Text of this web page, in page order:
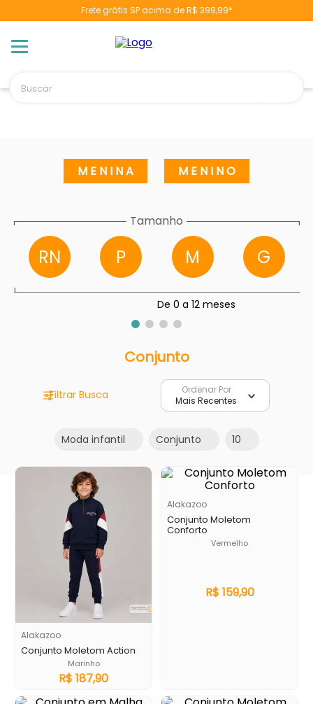
Frete grátis SP acima de R$ 399,99*
MENINA MENINO
- Tamanho -
RN P M G
Conjunto
Ordenar Por
Mais Recentes
Moda infantil Conjunto 10
Alakazoo
Conjunto Moletom Action
Marinho
R$ 187,90
Alakazoo
Conjunto Moletom
Conforto
Vermelho
R$ 159,90
chupeta
vestido
8º
cobertor manta
10º banheira